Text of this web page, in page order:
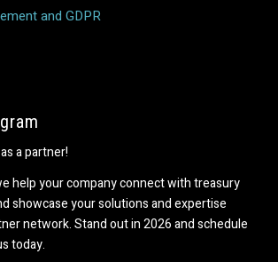
and GDPR
a partner!
help your company connect with treasury
showcase your solutions and expertise
network. Stand out in 2026 and schedule
today.